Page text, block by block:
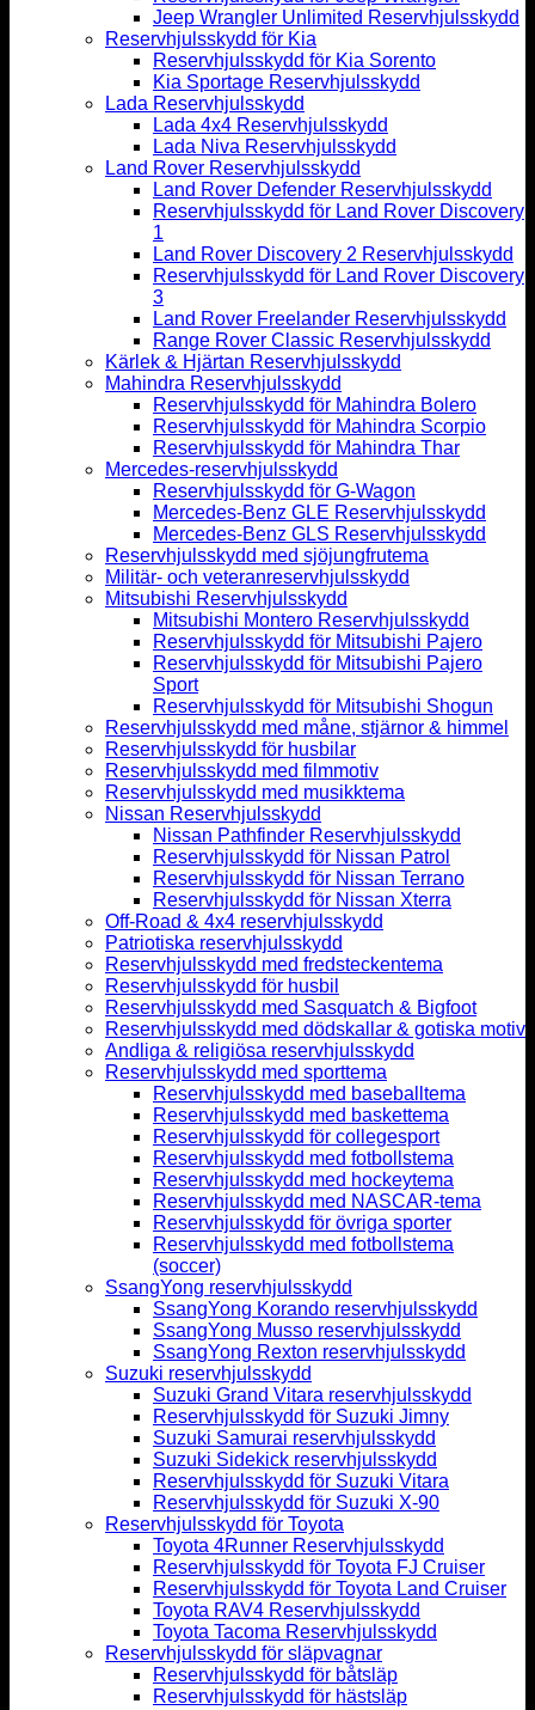
Jeep Wrangler Unlimited Reservhjulsskydd
Reservhjulsskydd för Kia
Reservhjulsskydd för Kia Sorento
Kia Sportage Reservhjulsskydd
Lada Reservhjulsskydd
Lada 4x4 Reservhjulsskydd
Lada Niva Reservhjulsskydd
Land Rover Reservhjulsskydd
Land Rover Defender Reservhjulsskydd
Reservhjulsskydd för Land Rover Discovery
1
Land Rover Discovery 2 Reservhjulsskydd
Reservhjulsskydd för Land Rover Discovery
3
Land Rover Freelander Reservhjulsskydd
Range Rover Classic Reservhjulsskydd
Kärlek & Hjärtan Reservhjulsskydd
Mahindra Reservhjulsskydd
Reservhjulsskydd för Mahindra Bolero
Reservhjulsskydd för Mahindra Scorpio
Reservhjulsskydd för Mahindra Thar
Mercedes-reservhjulsskydd
Reservhjulsskydd för G-Wagon
Mercedes-Benz GLE Reservhjulsskydd
Mercedes-Benz GLS Reservhjulsskydd
Reservhjulsskydd med sjöjungfrutema
Militär- och veteranreservhjulsskydd
Mitsubishi Reservhjulsskydd
Mitsubishi Montero Reservhjulsskydd
Reservhjulsskydd för Mitsubishi Pajero
Reservhjulsskydd för Mitsubishi Pajero
Sport
Reservhjulsskydd för Mitsubishi Shogun
Reservhjulsskydd med måne, stjärnor & himmel
Reservhjulsskydd för husbilar
Reservhjulsskydd med filmmotiv
Reservhjulsskydd med musikktema
Nissan Reservhjulsskydd
Nissan Pathfinder Reservhjulsskydd
Reservhjulsskydd för Nissan Patrol
Reservhjulsskydd för Nissan Terrano
Reservhjulsskydd för Nissan Xterra
Off-Road & 4x4 reservhjulsskydd
Patriotiska reservhjulsskydd
Reservhjulsskydd med fredsteckentema
Reservhjulsskydd för husbil
Reservhjulsskydd med Sasquatch & Bigfoot
Reservhjulsskydd med dödskallar & gotiska motiv
Andliga & religiösa reservhjulsskydd
Reservhjulsskydd med sporttema
Reservhjulsskydd med baseballtema
Reservhjulsskydd med baskettema
Reservhjulsskydd för collegesport
Reservhjulsskydd med fotbollstema
Reservhjulsskydd med hockeytema
Reservhjulsskydd med NASCAR-tema
Reservhjulsskydd för övriga sporter
Reservhjulsskydd med fotbollstema
(soccer)
SsangYong reservhjulsskydd
SsangYong Korando reservhjulsskydd
SsangYong Musso reservhjulsskydd
SsangYong Rexton reservhjulsskydd
Suzuki reservhjulsskydd
Suzuki Grand Vitara reservhjulsskydd
Reservhjulsskydd för Suzuki Jimny
Suzuki Samurai reservhjulsskydd
Suzuki Sidekick reservhjulsskydd
Reservhjulsskydd för Suzuki Vitara
Reservhjulsskydd för Suzuki X-90
Reservhjulsskydd för Toyota
Toyota 4Runner Reservhjulsskydd
Reservhjulsskydd för Toyota FJ Cruiser
Reservhjulsskydd för Toyota Land Cruiser
Toyota RAV4 Reservhjulsskydd
Toyota Tacoma Reservhjulsskydd
Reservhjulsskydd för släpvagnar
Reservhjulsskydd för båtsläp
Reservhjulsskydd för hästsläp